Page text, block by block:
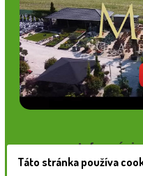
Táto stránka používa